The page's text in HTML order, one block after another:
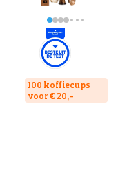
100 koffiecups
voor € 20,-